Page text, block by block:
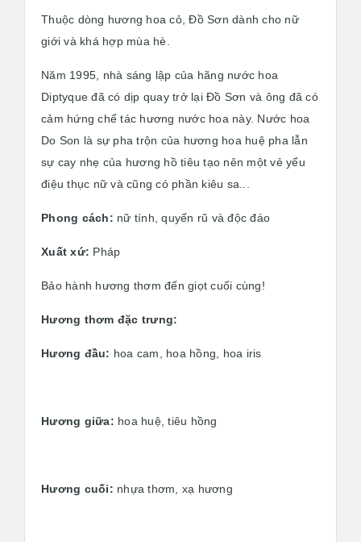
Thuộc dòng hương hoa cỏ, Đồ Sơn dành cho nữ
giới và khá hợp mùa hè.
Năm 1995, nhà sáng lập của hãng nước hoa
Diptyque đã có dịp quay trở lại Đồ Sơn và ông đã có
cảm hứng chế tác hương nước hoa này. Nước hoa
Do Son là sự pha trộn của hương hoa huệ pha lẫn
sự cay nhẹ của hương hồ tiêu tạo nên một vẻ yểu
điệu thục nữ và cũng có phần kiêu sa...
Phong cách: nữ tính, quyến rũ và độc đáo
Xuất xứ: Pháp
Bảo hành hương thơm đến giọt cuối cùng!
Hương thơm đặc trưng:
Hương đầu: hoa cam, hoa hồng, hoa iris
Hương giữa: hoa huệ, tiêu hồng
Hương cuối: nhựa thơm, xạ hương